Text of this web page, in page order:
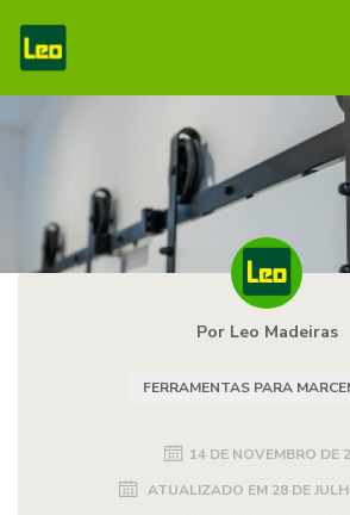
Por Leo Madeiras
FERRAMENTAS PARA
14 DE NOVEMBRO DE
ATUALIZADO EM 28 DE